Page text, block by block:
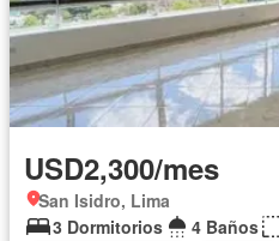
USD2,300/mes
San Isidro, Lima
3 Dormitorios
4 Baños